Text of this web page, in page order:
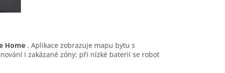
Home . Aplikace zobrazuje mapu bytu s
i zakázané zóny; při nízké baterii se robot